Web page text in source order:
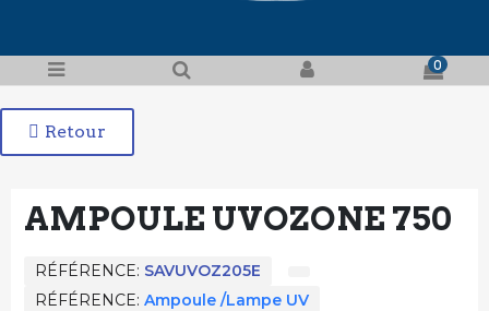
0
Retour
AMPOULE UVOZONE 750
RÉFÉRENCE SAVUVOZ205E
RÉFÉRENCE Ampoule /Lampe UV